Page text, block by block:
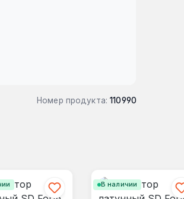
Номер продукта: 110990
В наличии